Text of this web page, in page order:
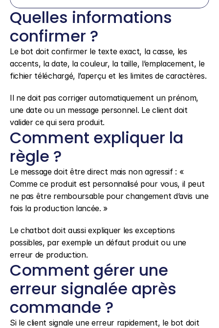
Quelles informations
confirmer ?
Le bot doit confirmer le texte exact, la casse, les
accents, la date, la couleur, la taille, l’emplacement, le
fichier téléchargé, l’aperçu et les limites de caractères.
Il ne doit pas corriger automatiquement un prénom,
une date ou un message personnel. Le client doit
valider ce qui sera produit.
Comment expliquer la
règle ?
Le message doit être direct mais non agressif : «
Comme ce produit est personnalisé pour vous, il peut
ne pas être remboursable pour changement d’avis une
fois la production lancée. »
Le chatbot doit aussi expliquer les exceptions
possibles, par exemple un défaut produit ou une
erreur de production.
Comment gérer une
erreur signalée après
commande ?
Si le client signale une erreur rapidement, le bot doit